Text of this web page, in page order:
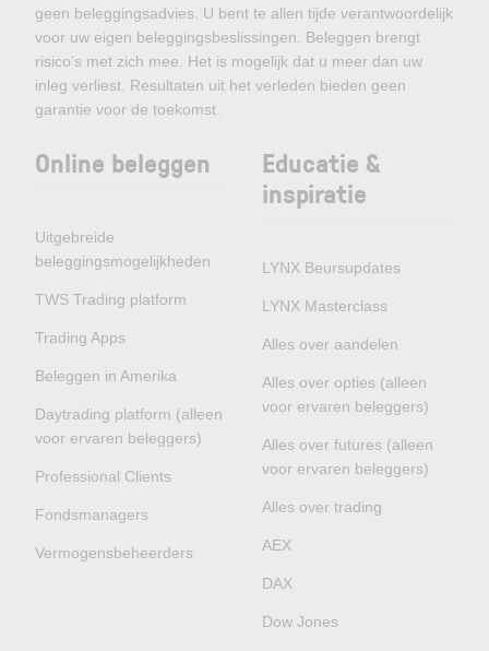
geen beleggingsadvies. U bent te allen tijde verantwoordelijk
voor uw eigen beleggingsbeslissingen. Beleggen brengt
risico’s met zich mee. Het is mogelijk dat u meer dan uw
inleg verliest. Resultaten uit het verleden bieden geen
garantie voor de toekomst.
Online beleggen
Uitgebreide
beleggingsmogelijkheden
TWS Trading platform
Trading Apps
Beleggen in Amerika
Daytrading platform (alleen
voor ervaren beleggers)
Professional Clients
Fondsmanagers
Vermogensbeheerders
Educatie &
inspiratie
LYNX Beursupdates
LYNX Masterclass
Alles over aandelen
Alles over opties (alleen
voor ervaren beleggers)
Alles over futures (alleen
voor ervaren beleggers)
Alles over trading
AEX
DAX
Dow Jones